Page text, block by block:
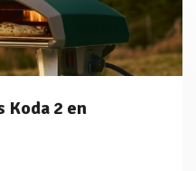
Koda 2 en